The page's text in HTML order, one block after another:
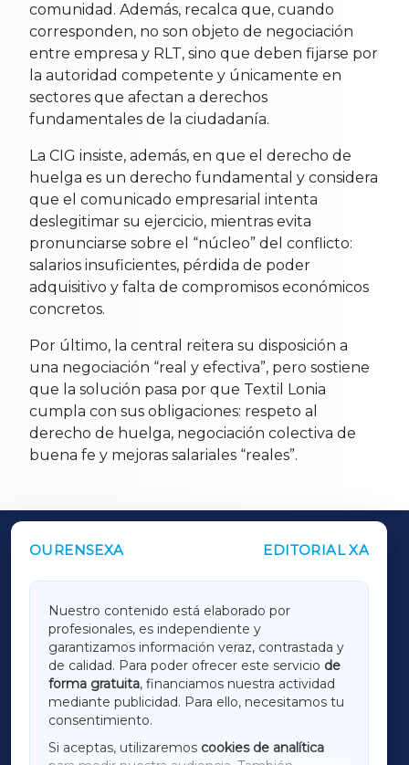
comunidad. Además, recalca que, cuando
corresponden, no son objeto de negociación
entre empresa y RLT, sino que deben fijarse por
la autoridad competente y únicamente en
sectores que afectan a derechos
fundamentales de la ciudadanía.
La CIG insiste, además, en que el derecho de
huelga es un derecho fundamental y considera
que el comunicado empresarial intenta
deslegitimar su ejercicio, mientras evita
pronunciarse sobre el “núcleo” del conflicto:
salarios insuficientes, pérdida de poder
adquisitivo y falta de compromisos económicos
concretos.
Por último, la central reitera su disposición a
una negociación “real y efectiva”, pero sostiene
que la solución pasa por que Textil Lonia
cumpla con sus obligaciones: respeto al
derecho de huelga, negociación colectiva de
buena fe y mejoras salariales “reales”.
OURENSEXA EDITORIAL XA
Nuestro contenido está elaborado por
profesionales, es independiente y
garantizamos información veraz, contrastada y
de calidad. Para poder ofrecer este servicio de
forma gratuita, financiamos nuestra actividad
mediante publicidad. Para ello, necesitamos tu
consentimiento.
Si aceptas, utilizaremos cookies de analítica
OUTROS PERIÓDICOS
LUGOXA
TERRACHAXA